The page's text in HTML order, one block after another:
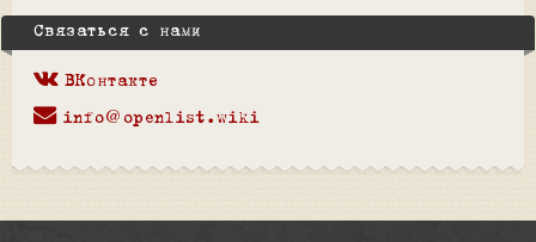
Связаться с нами
ВКонтакте
info@openlist.wiki